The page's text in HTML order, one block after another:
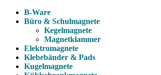
B-Ware
Büro & Schulmagnete
Kegelmagnete
Magnetklammer
Elektromagnete
Klebebänder & Pads
Kugelmagnete